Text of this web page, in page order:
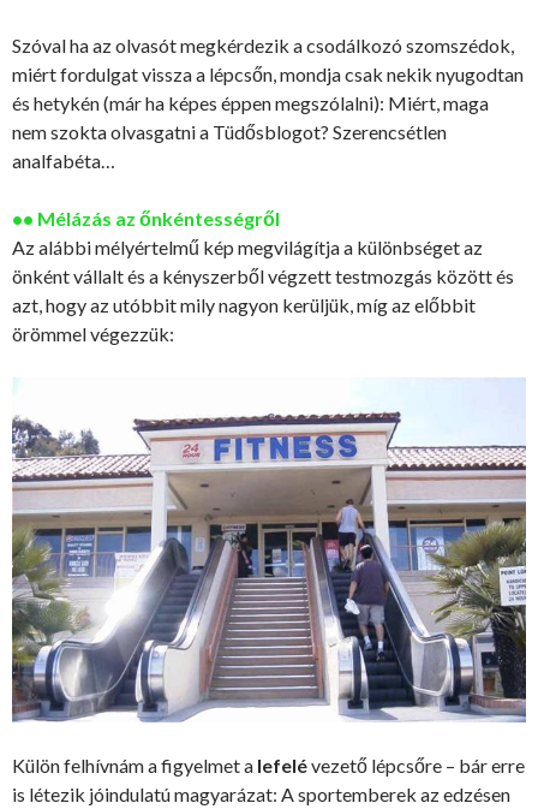
Szóval ha az olvasót megkérdezik a csodálkozó szomszédok,
miért fordulgat vissza a lépcsőn, mondja csak nekik nyugodtan
és hetykén (már ha képes éppen megszólalni): Miért, maga
nem szokta olvasgatni a Tüdősblogot? Szerencsétlen
analfabéta…
•• Mélázás az őnkéntességről
Az alábbi mélyértelmű kép megvilágítja a különbséget az
önként vállalt és a kényszerből végzett testmozgás között és
azt, hogy az utóbbit mily nagyon kerüljük, míg az előbbit
örömmel végezzük:
Külön felhívnám a figyelmet a lefelévezető lépcsőre – bár erre
is létezik jóindulatú magyarázat: A sportemberek az edzésen